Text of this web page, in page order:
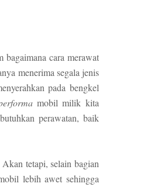
cara merawat
menerima segala jenis
pada bengkel
mobil milik kita
perawatan, baik
tetapi, selain bagian
lebih awet sehingga